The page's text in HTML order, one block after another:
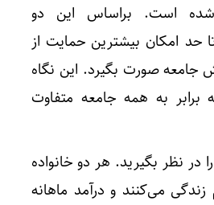
شده است. براساس این دو
حد امکان بیشترین حمایت از
جامعه صورت بگیرد. این نگاه
برابر به همه جامعه متفاوت
در نظر بگیرید. هر دو خانواده
می‌کنند و درآمد ماهانه